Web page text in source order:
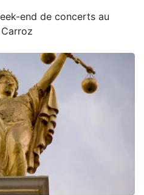
end de concerts au